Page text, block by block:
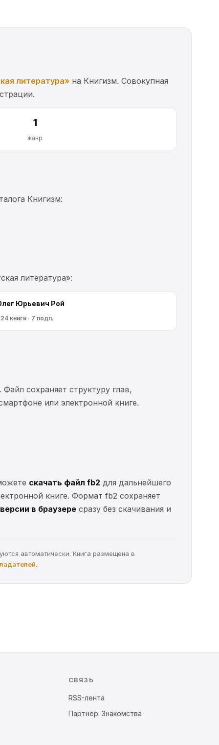
литература» на Книгизм. Совокупная
1
жанр
Книгизм:
литература»:
Юрьевич Рой
книги · 7 подп.
сохраняет структуру глав,
или электронной книге.
скачать файл fb2 для дальнейшего
книге. Формат fb2 сохраняет
в браузере сразу без скачивания и
автоматически. Книга размещена в
.
СВЯЗЬ
RSS-лента
Партнёр: Знакомства